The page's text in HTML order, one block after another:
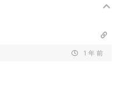
1 年 前